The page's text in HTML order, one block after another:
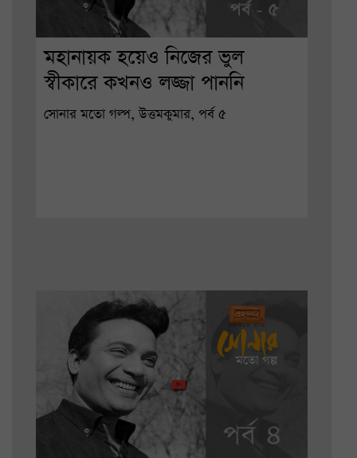
মহানায়ক হয়েও নিজের ভুল
স্বীকারে কখনও লজ্জা পাননি
সোনার মতো গল্প, উত্তমকুমার, পর্ব ৫